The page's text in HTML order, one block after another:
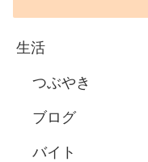
生活
つぶやき
ブログ
バイト